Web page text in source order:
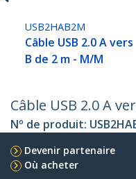
USB2HAB2M
Câble USB 2.0 A vers
B de 2 m - M/M
Câble USB 2.0 A
Nº de produit:
Devenir partenaire
Où acheter